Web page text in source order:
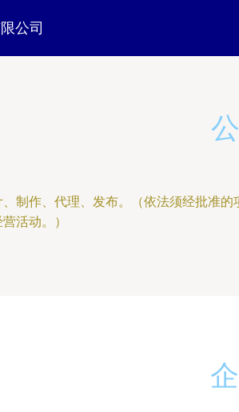
公司
、制作、代理、发布。（依法须经批准的
活动。）